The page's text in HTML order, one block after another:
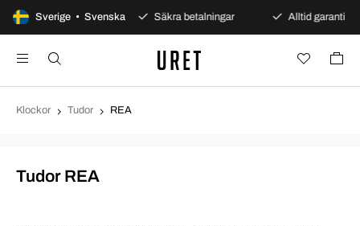
Sverige • Svenska
öppet köp Säkra betalningar Alltid garanti
Klockor Tudor REA
Tudor REA